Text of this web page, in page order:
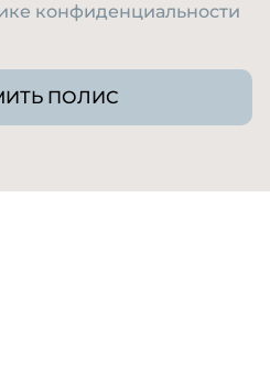
конфиденциальности
ПОЛИС